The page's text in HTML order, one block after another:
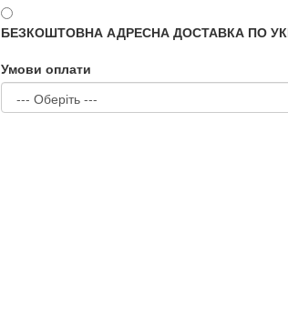
БЕЗКОШТОВНА АДРЕСНА ДОСТАВКА ПО
Умови оплати